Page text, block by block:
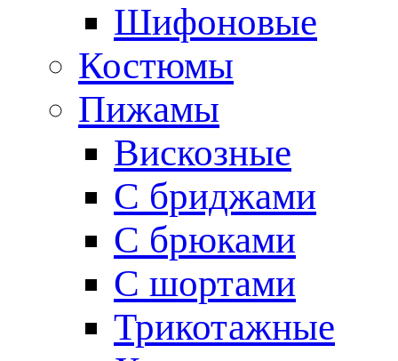
Шифоновые
Костюмы
Пижамы
Вискозные
С бриджами
С брюками
С шортами
Трикотажные